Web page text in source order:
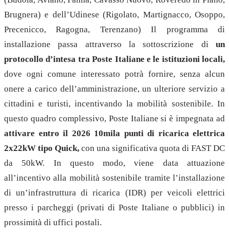
Brugnera) e dell’Udinese (Rigolato, Martignacco, Osoppo,
Precenicco, Ragogna, Terenzano) Il programma di
installazione passa attraverso la sottoscrizione di un
protocollo d’intesa tra Poste Italiane e le istituzioni locali,
dove ogni comune interessato potrà fornire, senza alcun
onere a carico dell’amministrazione, un ulteriore servizio a
cittadini e turisti, incentivando la mobilità sostenibile. In
questo quadro complessivo, Poste Italiane si è impegnata ad
attivare entro il 2026 10mila punti di ricarica elettrica
2x22kW tipo Quick, con una significativa quota di FAST DC
da 50kW. In questo modo, viene data attuazione
all’incentivo alla mobilità sostenibile tramite l’installazione
di un’infrastruttura di ricarica (IDR) per veicoli elettrici
presso i parcheggi (privati di Poste Italiane o pubblici) in
prossimità di uffici postali.